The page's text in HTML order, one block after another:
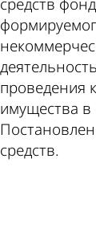
проведения
имущества в
средств.